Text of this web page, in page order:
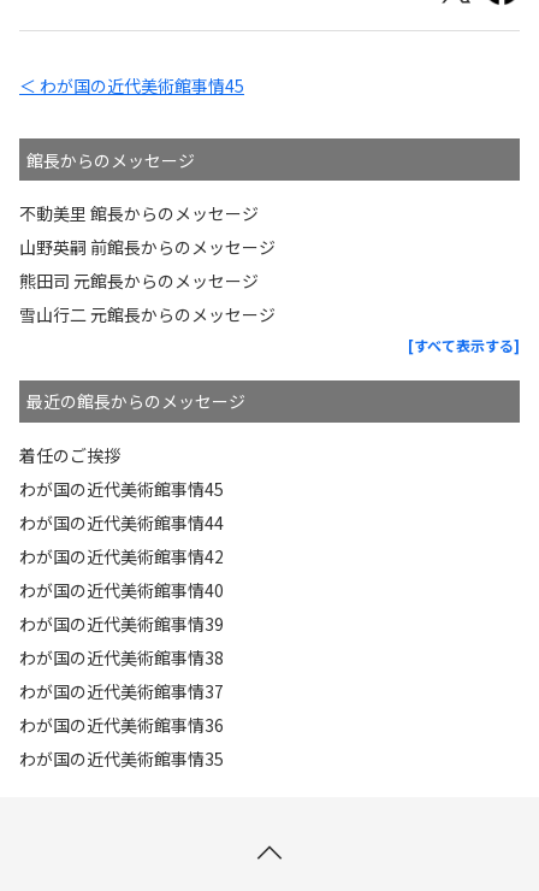
＜ わが国の近代美術館事情45
館長からのメッセージ
不動美里 館長からのメッセージ
山野英嗣 前館長からのメッセージ
熊田司 元館長からのメッセージ
雪山行二 元館長からのメッセージ
[すべて表示する]
最近の館長からのメッセージ
着任のご挨拶
わが国の近代美術館事情45
わが国の近代美術館事情44
わが国の近代美術館事情42
わが国の近代美術館事情40
わが国の近代美術館事情39
わが国の近代美術館事情38
わが国の近代美術館事情37
わが国の近代美術館事情36
わが国の近代美術館事情35